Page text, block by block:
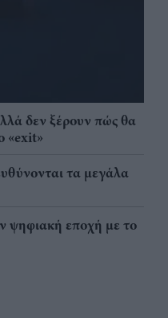
δεν ξέρουν πώς θα
«exit»
τα μεγάλα
ψηφιακή εποχή με το